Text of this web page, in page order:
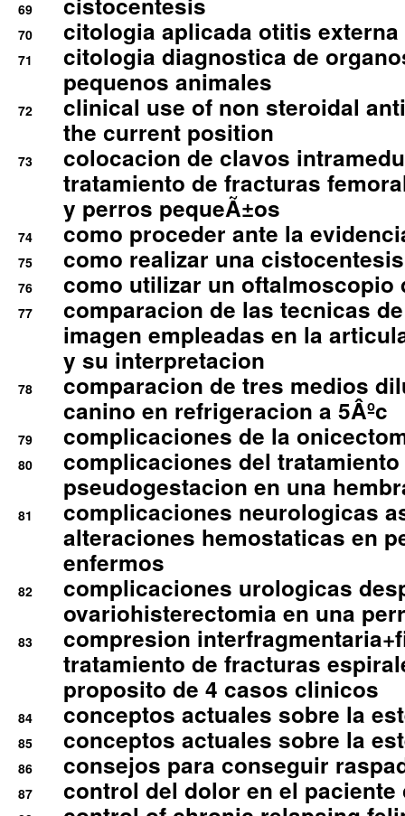
69
70 citologia aplicada otitis externa
71
citologia diagnostica de
pequenos animales
72
clinical use of non steroidal
the current position
73
colocacion de clavos
tratamiento de fracturas
y perros pequeÃ±os
74 como proceder ante la
75 como realizar una
76 como utilizar un oftalmoscopio
77
comparacion de las tecnicas
imagen empleadas en la
y su interpretacion
78
comparacion de tres medios
canino en refrigeracion a 5Âºc
79 complicaciones de la
80
complicaciones del
pseudogestacion en una
81
complicaciones neurologicas
alteraciones hemostaticas en
enfermos
82
complicaciones urologicas
ovariohisterectomia en una
83
compresion
tratamiento de fracturas
proposito de 4 casos clinicos
84 conceptos actuales sobre la
85 conceptos actuales sobre la
86 consejos para conseguir
87 control del dolor en el